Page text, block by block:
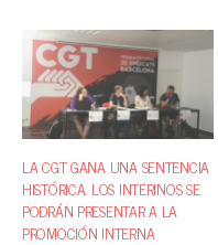
LA CGT GANA UNA SENTENCIA
HISTÓRICA. LOS INTERINOS SE
PODRÁN PRESENTAR A LA
PROMOCIÓN INTERNA